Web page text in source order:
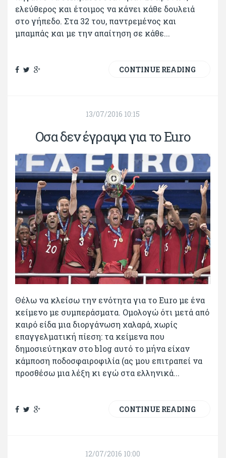
ελεύθερος και έτοιμος να κάνει κάθε δουλειά
στο γήπεδο. Στα 32 του, παντρεμένος και
μπαμπάς και με την απαίτηση σε κάθε...
CONTINUE READING
13/07/2016 10:15
Οσα δεν έγραψα για το Euro
Θέλω να κλείσω την ενότητα για το Euro με ένα
κείμενο με συμπεράσματα. Ομολογώ ότι μετά από
καιρό είδα μια διοργάνωση χαλαρά, χωρίς
επαγγελματική πίεση: τα κείμενα που
δημοσιεύτηκαν στο blog αυτό το μήνα είχαν
κάμποση ποδοσφαιροφιλία (ας μου επιτραπεί να
προσθέσω μια λέξη κι εγώ στα ελληνικά...
CONTINUE READING
12/07/2016 10:00